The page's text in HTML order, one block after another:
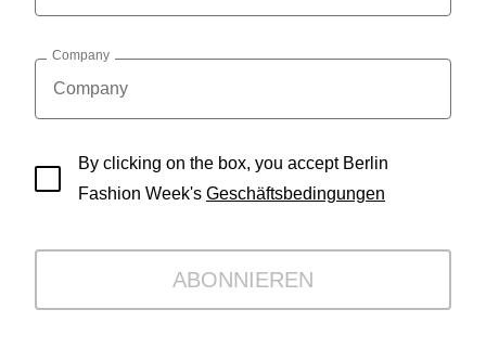
Company
By clicking on the box, you accept Berlin
Fashion Week's Geschäftsbedingungen
ABONNIEREN